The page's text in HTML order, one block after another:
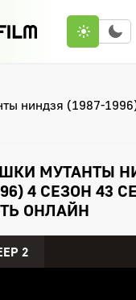
ниндзя (1987-
МУТАНТЫ
4 СЕЗОН 43
ОНЛАЙН
2